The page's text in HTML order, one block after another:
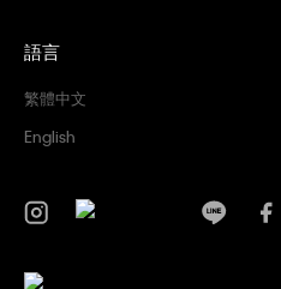
語言
繁體中文
English